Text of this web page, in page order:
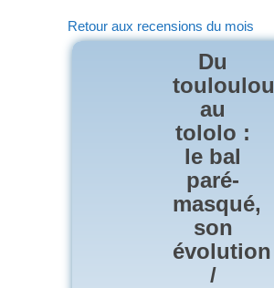
Retour aux recensions du mois
Du
touloulou
au
tololo :
le bal
paré-
masqué,
son
évolution
/